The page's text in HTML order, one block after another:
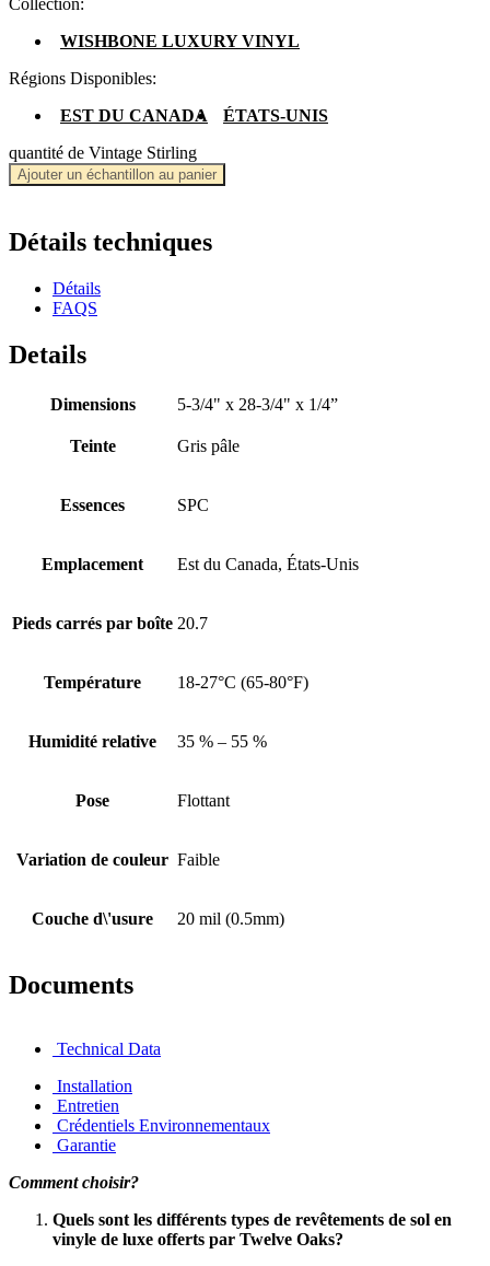
WISHBONE LUXURY VINYL
Régions Disponibles:
EST DU CANADA
ÉTATS-UNIS
quantité de Vintage Stirling
Ajouter un échantillon au panier
Détails techniques
Détails
FAQS
Details
Dimensions 5-3/4" x 28-3/4" x 1/4”
Teinte Gris pâle
Essences SPC
Emplacement Est du Canada, États-Unis
Pieds carrés par boîte 20.7
Température 18-27°C (65-80°F)
Humidité relative 35 % – 55 %
Pose Flottant
Variation de couleur Faible
Couche d\'usure 20 mil (0.5mm)
Documents
Technical Data
Installation
Entretien
Crédentiels Environnementaux
Garantie
Comment choisir?
Quels sont les différents types de revêtements de sol en
vinyle de luxe offerts par Twelve Oaks?